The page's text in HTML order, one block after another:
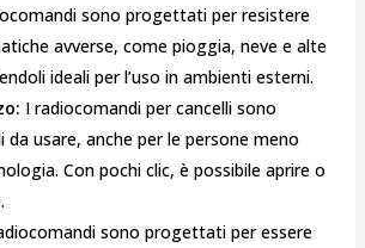
sono progettati per resistere
avverse, come pioggia, neve e alte
ideali per l’uso in ambienti esterni.
I radiocomandi per cancelli sono
da usare, anche per le persone meno
Con pochi clic, è possibile aprire o
sono progettati per essere